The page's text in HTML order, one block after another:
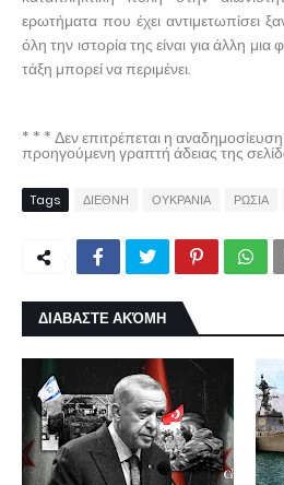
ερωτήματα που έχει αντιμετωπίσει
όλη την ιστορία της είναι για άλλη
τάξη μπορεί να περιμένει.
* * * Δεν επιτρέπεται η
προηγούμενη γραπτή άδειας της
Tags ΔΙΕΘΝΗ ΟΥΚΡΑΝΙΑ ΡΩΣΙΑ
ΔΙΑΒΑΣΤΕ ΑΚΌΜΗ